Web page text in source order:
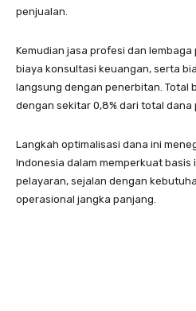
penjualan.
Kemudian jasa profesi dan
biaya konsultasi keuangan, serta
langsung dengan penerbitan. Total
dengan sekitar 0,8% dari total dana
Langkah optimalisasi dana ini
Indonesia dalam memperkuat
pelayaran, sejalan dengan
operasional jangka panjang.